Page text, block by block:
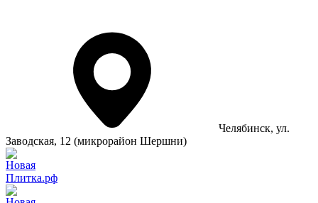
Челябинск, ул.
Заводская, 12 (микрорайон Шершни)